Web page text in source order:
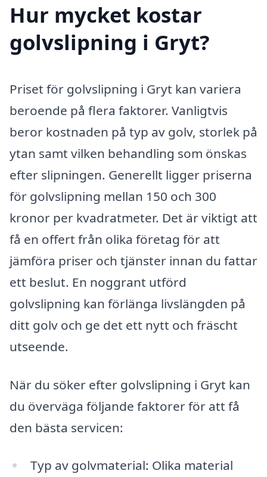
Hur mycket kostar
golvslipning i Gryt?
Priset för golvslipning i Gryt kan variera
beroende på flera faktorer. Vanligtvis
beror kostnaden på typ av golv, storlek på
ytan samt vilken behandling som önskas
efter slipningen. Generellt ligger priserna
för golvslipning mellan 150 och 300
kronor per kvadratmeter. Det är viktigt att
få en offert från olika företag för att
jämföra priser och tjänster innan du fattar
ett beslut. En noggrant utförd
golvslipning kan förlänga livslängden på
ditt golv och ge det ett nytt och fräscht
utseende.
När du söker efter golvslipning i Gryt kan
du överväga följande faktorer för att få
den bästa servicen:
Typ av golvmaterial: Olika material